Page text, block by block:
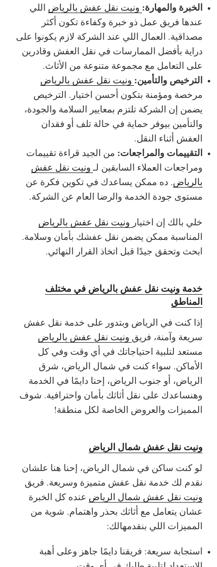
الخبرة والمهارة: ونيت نقل عفش بالرياض اللي
عندها فريق عمل ذو خبرة وكفاءة تكون أكثر
مصداقية. العمال اللي عند الشركة لازم يكونوا على
دراية بأفضل الممارسات في نقل العفش وقادرين
على التعامل مع مجموعة متنوعة من الأثاث.
الترخيص والتأمين: ونيت نقل عفش بالرياض
مرخصة ومؤمنة بتكون أحسن اختيار. الترخيص
يضمن إن الشركة تلتزم بمعايير السلامة والجودة،
والتأمين بيوفر حماية في حالة تلف أو فقدان
العفش أثناء النقل.
التقييمات والمراجعات: من الجيد قراءة تقييمات
ومراجعات العملاء السابقين لـونيت نقل عفش
بالرياض. ده ممكن يساعدك في تكوين فكرة عن
مستوى جودة الخدمة والرضا العام عن الشركة.
خلي بالك إن اختيار ونيت نقل عفش بالرياض
المناسبة ممكن يضمن نقل عفشك بأمان وسلامة.
ابحث وتحقق جيدًا قبل اتخاذ القرار النهائي.
خدمة ونيت نقل عفش بالرياض في مختلف
المناطق
إذا كنت في الرياض وبتدور على خدمة نقل عفش
سريعة وآمنة، فريق ونيت نقل عفش بالرياض
مستعد لتلبية احتياجاتك في أي وقت وفي كل
الأماكن. سواء كنت في شمال الرياض، شرق
الرياض، أو جنوب الرياض، إحنا دايمًا في الخدمة
وهنساعدك على نقل أثاثك بأمان واحترافية. شوف
المميزات والعروض الخاصة لكل منطقة!
ونيت نقل عفش شمال الرياض
لو كنت ساكن في شمال الرياض، إحنا هنا علشان
نقدم لك خدمة نقل عفش متميزة وسريعة. فريق
ونيت نقل عفش شمال الرياض عنده كل الخبرة
عشان يتعامل مع أثاثك بحذر واهتمام. شوية من
المميزات اللي بنقدمهالك:
استجابة سريعة: فريقنا دايمًا جاهز وعلى أهبة